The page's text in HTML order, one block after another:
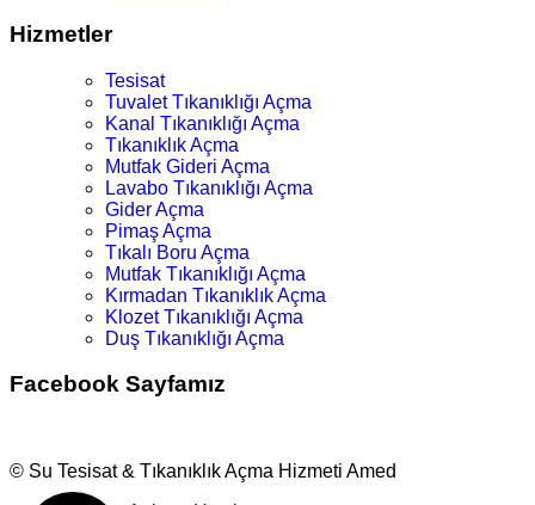
Hizmetler
Tesisat
Tuvalet Tıkanıklığı Açma
Kanal Tıkanıklığı Açma
Tıkanıklık Açma
Mutfak Gideri Açma
Lavabo Tıkanıklığı Açma
Gider Açma
Pimaş Açma
Tıkalı Boru Açma
Mutfak Tıkanıklığı Açma
Kırmadan Tıkanıklık Açma
Klozet Tıkanıklığı Açma
Duş Tıkanıklığı Açma
Facebook Sayfamız
© Su Tesisat & Tıkanıklık Açma Hizmeti Amed